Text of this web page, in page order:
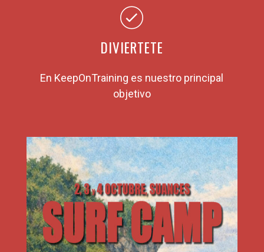
DIVIERTETE
En KeepOnTraining es nuestro principal
objetivo